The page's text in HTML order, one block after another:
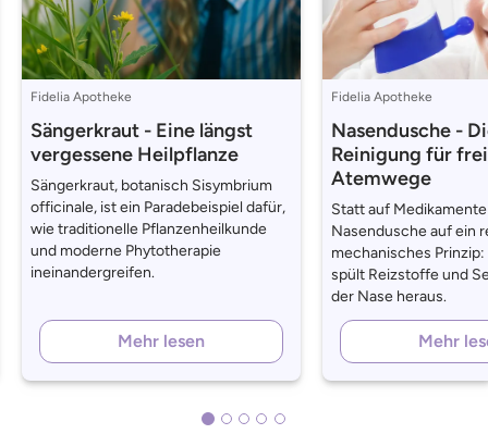
Fidelia Apotheke
Sängerkraut - Eine längst
vergessene Heilpflanze
Sängerkraut, botanisch Sisymbrium
officinale, ist ein Paradebeispiel dafür,
wie traditionelle Pflanzenheilkunde
und moderne Phytotherapie
ineinandergreifen.
Mehr lesen
Fidelia Apotheke
Nasendusche -
Reinigung für
Atemwege
Statt auf
Nasendusche auf ein
mechanisches
spült Reizstoffe und
der Nase heraus.
Mehr